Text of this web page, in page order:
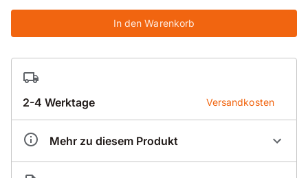
In den Warenkorb
2-4 Werktage Versandkosten
Mehr zu diesem Produkt